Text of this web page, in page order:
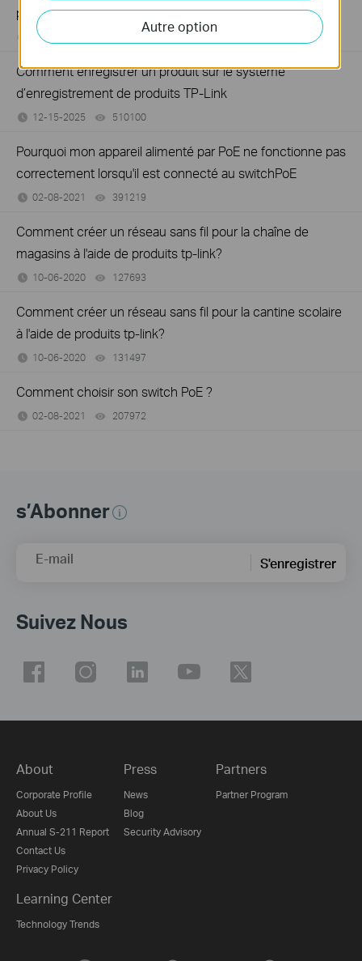
produits TP-Link PoE ?
02-08-2021
Comment enregistrer un produit sur le système
d’enregistrement de produits TP-Link
12-15-2025 510100
Pourquoi mon appareil alimenté par PoE ne fonctionne pas
correctement lorsqu'il est connecté au switchPoE
02-08-2021 391219
Comment créer un réseau sans fil pour la chaîne de
magasins à l'aide de produits tp-link?
10-06-2020 127693
Comment créer un réseau sans fil pour la cantine scolaire
à l'aide de produits tp-link?
10-06-2020 131497
Comment choisir son switch PoE ?
02-08-2021 207972
s’Abonner
E-mail S'enregistrer
Suivez Nous
About
Corporate Profile
About Us
Annual S-211 Report
Contact Us
Privacy Policy
Press
News
Blog
Security Advisory
Partners
Partner Program
Learning Center
Technology Trends
Autre option